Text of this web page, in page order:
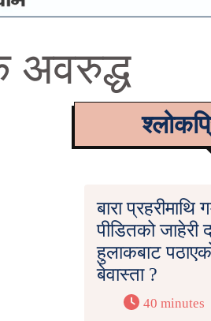
अवरुद्ध
बारा प्रहरीमाथि
पीडितको जाहेरी
हुलाकबाट
बेवास्ता ?
40 minutes